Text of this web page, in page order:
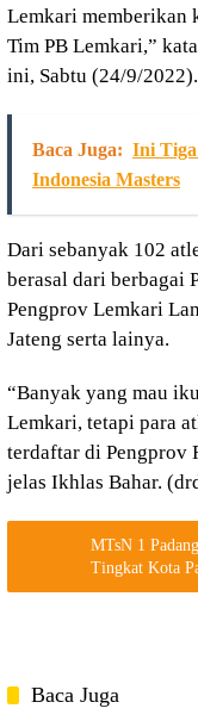
Lemkari memberikan
Tim PB Lemkari,”
ini, Sabtu (24/9/2022).
Baca Juga: Ini Tiga
Indonesia Masters
Dari sebanyak 102
berasal dari berbagai
Pengprov Lemkari
Jateng serta lainya.
“Banyak yang mau
Lemkari, tetapi para
terdaftar di Pengprov
jelas Ikhlas Bahar.
MTsN 1
Tingkat Kota
Baca Juga